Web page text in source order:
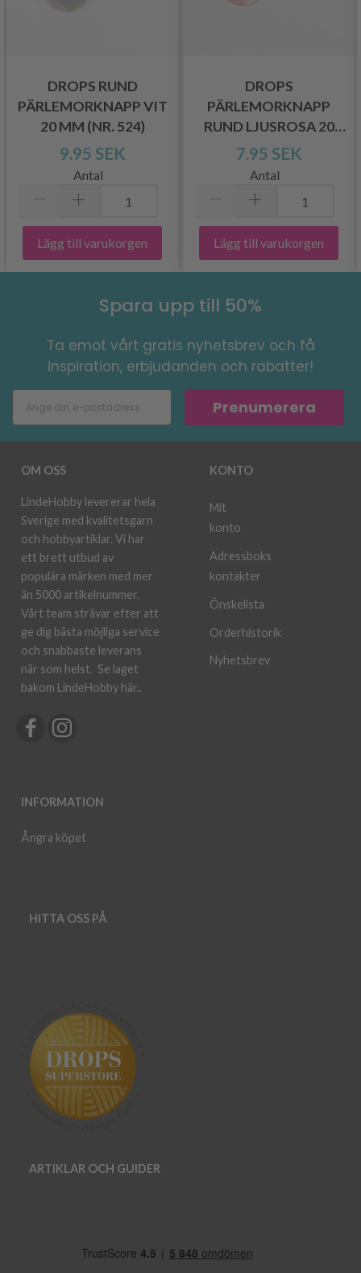
DROPS RUND
PÄRLEMORKNAPP VIT
20 MM (NR. 524)
9.95 SEK
Antal
Lägg till varukorgen
DROPS
PÄRLEMORKNAPP
RUND LJUSROSA 20
MM (NR. 607)
7.95 SEK
Antal
Lägg till varukorgen
Spara upp till 50%
Ta emot vårt gratis nyhetsbrev och få
inspiration, erbjudanden och rabatter!
Prenumerera
OM OSS
LindeHobby levererar hela
Sverige med kvalitetsgarn
och hobbyartiklar. Vi har
ett brett utbud av
populära märken med mer
än 5000 artikelnummer.
Vårt team strävar efter att
ge dig bästa möjliga service
och snabbaste leverans
när som helst. Se laget
bakom LindeHobby här..
INFORMATION
Ångra köpet
KONTO
Mit
konto
Adressboks
kontakter
Önskelista
Orderhistorik
Nyhetsbrev
HITTA OSS PÅ
ARTIKLAR OCH GUIDER